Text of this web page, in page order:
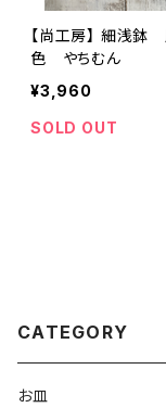
【尚工房】 細浅鉢 唐草水
色 やちむん
¥3,960
SOLD OUT
CATEGORY
お皿